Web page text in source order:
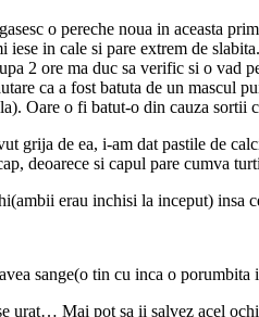
o pereche noua in aceasta
iese in cale si pare extrem de
2 ore ma duc sa verific si o vad
ca a fost batuta de un mascul
Oare o fi batut-o din cauza sortii
grija de ea, i-am dat pastile de
deoarece si capul pare cumva
erau inchisi la inceput) insa
sange(o tin cu inca o
urat… Mai pot sa ii salvez acel